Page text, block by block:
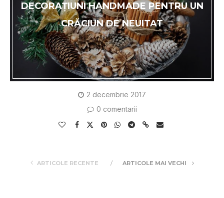
DECORAŢIUNI HANDMADE PENTRU UN
CRĂCIUN DE NEUITAT
2 decembrie 2017
0 comentarii
ARTICOLE RECENTE ARTICOLE MAI VECHI